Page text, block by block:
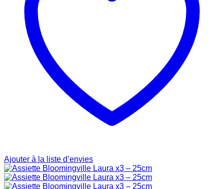
Ajouter à la liste d’envies